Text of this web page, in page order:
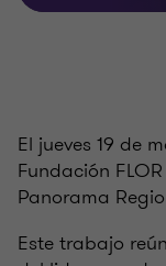
El jueves 19 de
Fundación
Panorama
Este trabajo